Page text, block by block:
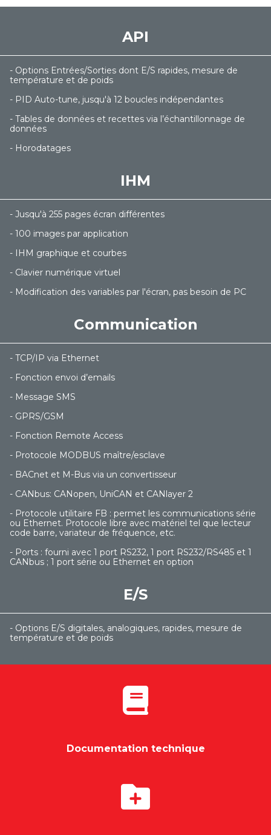
API
- Options Entrées/Sorties dont E/S rapides, mesure de
température et de poids
- PID Auto-tune, jusqu'à 12 boucles indépendantes
- Tables de données et recettes via l’échantillonnage de
données
- Horodatages
IHM
- Jusqu'à 255 pages écran différentes
- 100 images par application
- IHM graphique et courbes
- Clavier numérique virtuel
- Modification des variables par l'écran, pas besoin de PC
Communication
- TCP/IP via Ethernet
- Fonction envoi d’emails
- Message SMS
- GPRS/GSM
- Fonction Remote Access
- Protocole MODBUS maître/esclave
- BACnet et M-Bus via un convertisseur
- CANbus: CANopen, UniCAN et CANlayer 2
- Protocole utilitaire FB : permet les communications série
ou Ethernet. Protocole libre avec matériel tel que lecteur
code barre, variateur de fréquence, etc.
- Ports : fourni avec 1 port RS232, 1 port RS232/RS485 et 1
CANbus ; 1 port série ou Ethernet en option
E/S
- Options E/S digitales, analogiques, rapides, mesure de
température et de poids
Documentation technique